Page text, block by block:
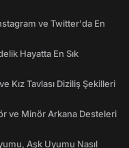
ve Twitter'da En
Hayatta En Sık
Kız Tavlası Diziliş Şekilleri
ve Minör Arkana Desteleri
Aşk Uyumu Nasıl